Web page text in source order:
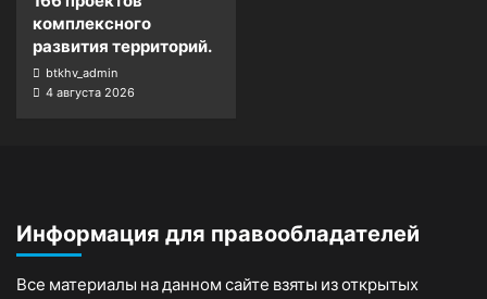
комплексного
развития территорий.
btkhv_admin
4 августа 2026
Информация для правообладателей
Все материалы на данном сайте взяты из открытых